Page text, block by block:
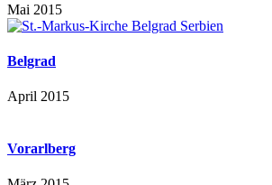
Mai 2015
Belgrad
April 2015
Vorarlberg